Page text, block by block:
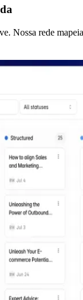
Nossa rede